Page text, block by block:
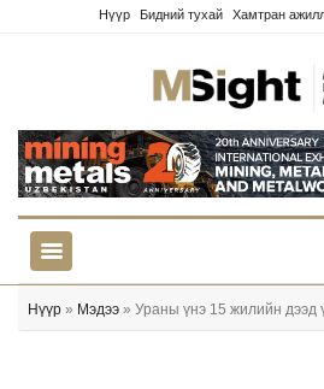
Нүүр Бидний тухай Хамтран
Нүүр » Мэдээ » Ураны үнэ 15 жилийн дээд